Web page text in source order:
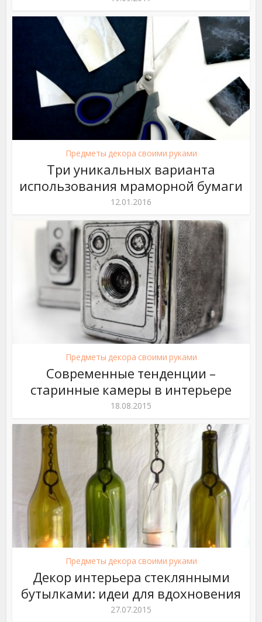
Предметы декора своими руками
Три уникальных варианта
использования мраморной бумаги
12.01.2016
Предметы декора своими руками
Современные тенденции –
старинные камеры в интерьере
18.08.2015
Предметы декора своими руками
Декор интерьера стеклянными
бутылками: идеи для вдохновения
27.07.2015